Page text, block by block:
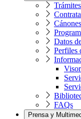
Datos
Perfiles
FAQs
Prensa y